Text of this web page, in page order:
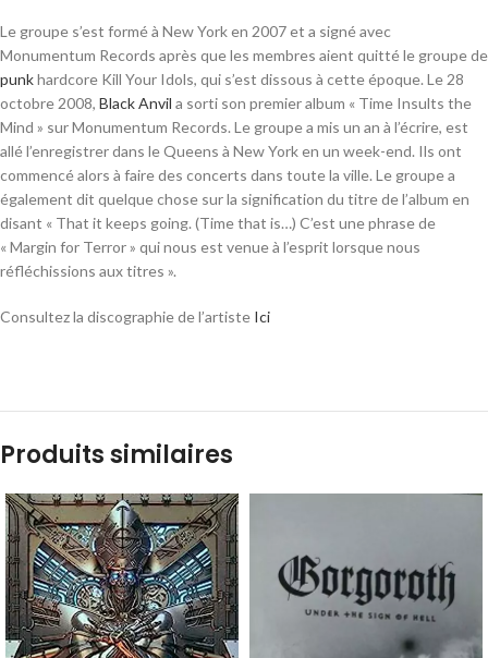
Le groupe s’est formé à New York en 2007 et a signé avec
Monumentum Records après que les membres aient quitté le groupe de
punkhardcore Kill Your Idols, qui s’est dissous à cette époque. Le 28
octobre 2008, Black Anvil a sorti son premier album « Time Insults the
Mind » sur Monumentum Records. Le groupe a mis un an à l’écrire, est
allé l’enregistrer dans le Queens à New York en un week-end. Ils ont
commencé alors à faire des concerts dans toute la ville. Le groupe a
également dit quelque chose sur la signification du titre de l’album en
disant « That it keeps going. (Time that is…) C’est une phrase de
« Margin for Terror » qui nous est venue à l’esprit lorsque nous
réfléchissions aux titres ».
Consultez la discographie de l’artiste Ici
Produits similaires